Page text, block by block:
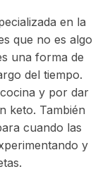
en la
que no es algo
una forma de
del tiempo.
y por dar
keto. También
cuando las
y